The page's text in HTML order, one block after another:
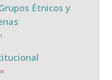
Étnicos y